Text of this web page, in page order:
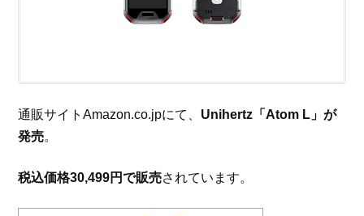
通販サイトAmazon.co.jpにて、 Unihertz「Atom L」が
発売。
税込価格30,499円で販売されています。